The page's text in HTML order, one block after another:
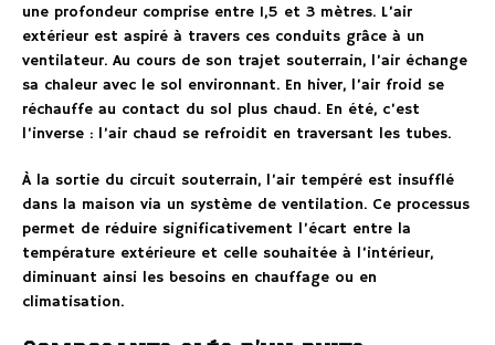
une profondeur comprise entre 1,5 et 3 mètres. L’air
extérieur est aspiré à travers ces conduits grâce à un
ventilateur. Au cours de son trajet souterrain, l’air échange
sa chaleur avec le sol environnant. En hiver, l’air froid se
réchauffe au contact du sol plus chaud. En été, c’est
l’inverse : l’air chaud se refroidit en traversant les tubes.
À la sortie du circuit souterrain, l’air tempéré est insufflé
dans la maison via un système de ventilation. Ce processus
permet de réduire significativement l’écart entre la
température extérieure et celle souhaitée à l’intérieur,
diminuant ainsi les besoins en chauffage ou en
climatisation.